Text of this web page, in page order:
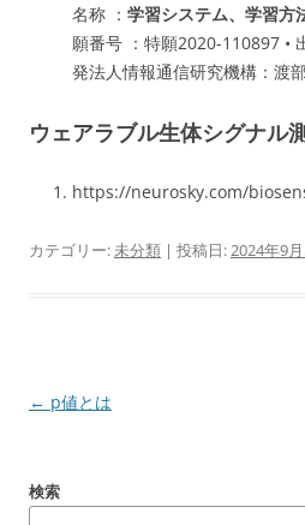
名称 ： 学習システム、学習方
願番号 ：特願2020-110897 •
発法人情報通信研究機構：渡
ウェアラブル生体シグナル
https://neurosky.com/
カテゴリー:未分類 | 投稿日:2024年9
投
ビ
← p値とは
検索